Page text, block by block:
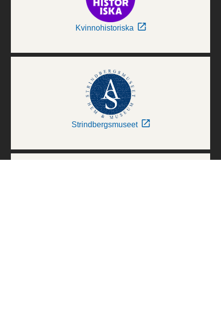
Kvinnohistoriska
Strindbergsmuseet